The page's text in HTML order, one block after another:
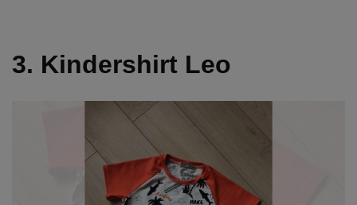
3. Kindershirt Leo